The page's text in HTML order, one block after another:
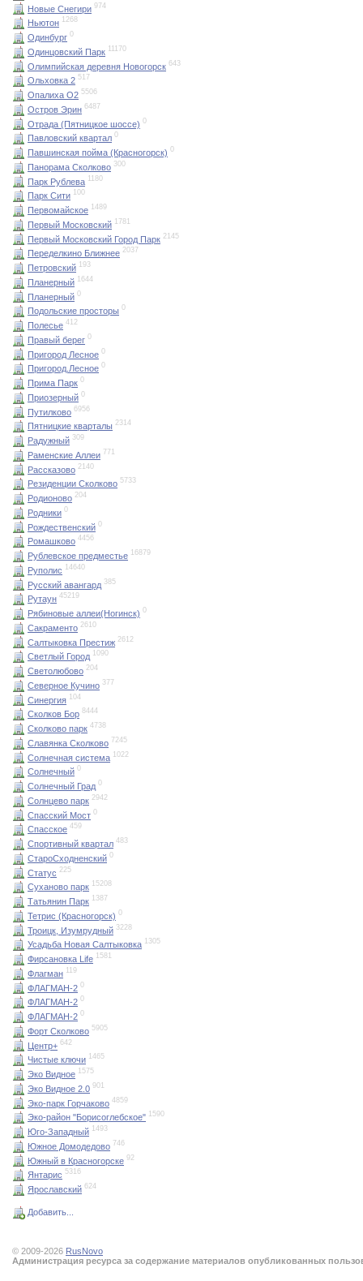
Новые Снегири 974
Ньютон 1268
Одинбург 0
Одинцовский Парк 11170
Олимпийская деревня Новогорск 643
Ольховка 2 517
Опалиха О2 5506
Остров Эрин 6487
Отрада (Пятницкое шоссе) 0
Павловский квартал 0
Павшинская пойма (Красногорск) 0
Панорама Сколково 300
Парк Рублева 1180
Парк Сити 100
Первомайское 1489
Первый Московский 1781
Первый Московский Город Парк 2145
Переделкино Ближнее 2037
Петровский 193
Планерный 1644
Планерный 0
Подольские просторы 0
Полесье 412
Правый берег 0
Пригород Лесное 0
Пригород.Лесное 0
Прима Парк 0
Приозерный 0
Путилково 6956
Пятницкие кварталы 2314
Радужный 309
Раменские Аллеи 771
Рассказово 2140
Резиденции Сколково 5733
Родионово 204
Родники 0
Рождественский 0
Ромашково 4456
Рублевское предместье 16879
Руполис 14640
Русский авангард 385
Рутаун 45219
Рябиновые аллеи(Ногинск) 0
Сакраменто 2610
Салтыковка Престиж 2612
Светлый Город 1090
Светолюбово 204
Северное Кучино 377
Синергия 104
Сколков Бор 8444
Сколково парк 4738
Славянка Сколково 7245
Солнечная система 1022
Солнечный 0
Солнечный Град 0
Солнцево парк 2942
Спасский Мост 0
Спасское 459
Спортивный квартал 483
СтароСходненский 0
Статус 225
Суханово парк 15208
Татьянин Парк 1387
Тетрис (Красногорск) 0
Троицк, Изумрудный 3228
Усадьба Новая Салтыковка 1305
Фирсановка Life 1581
Флагман 119
ФЛАГМАН-2 0
ФЛАГМАН-2 0
ФЛАГМАН-2 0
Форт Сколково 5905
Центр+ 642
Чистые ключи 1465
Эко Видное 1575
Эко Видное 2.0 901
Эко-парк Горчаково 4859
Эко-район "Борисоглебское" 1590
Юго-Западный 1493
Южное Домодедово 746
Южный в Красногорске 92
Янтарис 5316
Ярославский 624
Добавить...
© 2009-2026 RusNovo
Администрация ресурса за содержание материалов опубликованных